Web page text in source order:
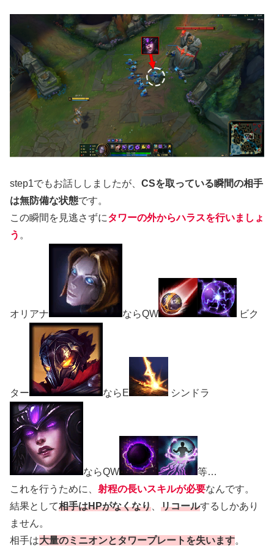
step1でもお話ししましたが、 CSを取っている瞬間の相手
は無防備な状態です。
この瞬間を見逃さずにタワーの外からハラスを行いましょ
う 。
オリアナ ならQW ビク
ター ならE シンドラ
ならQW
等…
これを行うために、 射程の長いスキルが必要なんです。
結果として相手はHPがなくなり リコールするしかあり
ません。
相手は大量のミニオンとタワープレートを失います。